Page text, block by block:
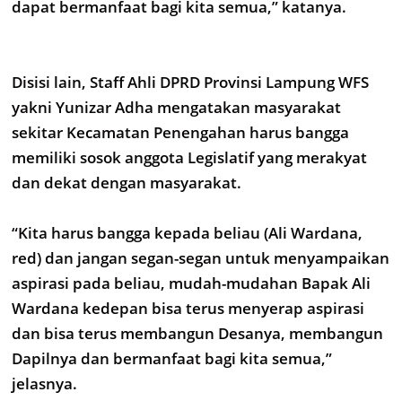
dapat bermanfaat bagi kita semua,” katanya.
Disisi lain, Staff Ahli DPRD Provinsi Lampung WFS
yakni Yunizar Adha mengatakan masyarakat
sekitar Kecamatan Penengahan harus bangga
memiliki sosok anggota Legislatif yang merakyat
dan dekat dengan masyarakat.
“Kita harus bangga kepada beliau (Ali Wardana,
red) dan jangan segan-segan untuk menyampaikan
aspirasi pada beliau, mudah-mudahan Bapak Ali
Wardana kedepan bisa terus menyerap aspirasi
dan bisa terus membangun Desanya, membangun
Dapilnya dan bermanfaat bagi kita semua,”
jelasnya.